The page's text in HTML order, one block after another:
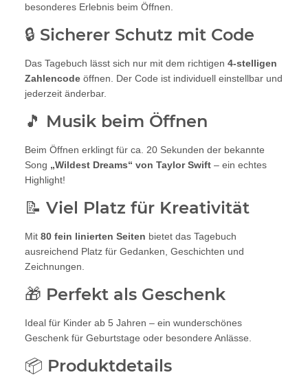
besonderes Erlebnis beim Öffnen.
🔒 Sicherer Schutz mit Code
Das Tagebuch lässt sich nur mit dem richtigen 4-stelligen
Zahlencode öffnen. Der Code ist individuell einstellbar und
jederzeit änderbar.
🎵 Musik beim Öffnen
Beim Öffnen erklingt für ca. 20 Sekunden der bekannte
Song „Wildest Dreams“ von Taylor Swift – ein echtes
Highlight!
📝 Viel Platz für Kreativität
Mit 80 fein linierten Seiten bietet das Tagebuch
ausreichend Platz für Gedanken, Geschichten und
Zeichnungen.
🎁 Perfekt als Geschenk
Ideal für Kinder ab 5 Jahren – ein wunderschönes
Geschenk für Geburtstage oder besondere Anlässe.
📦 Produktdetails